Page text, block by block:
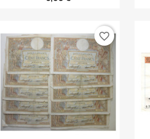
favorite_border